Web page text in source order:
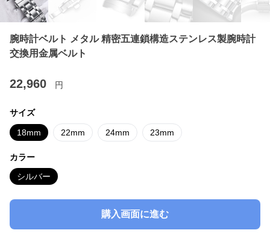
腕時計ベルト メタル 精密五連鎖構造ステンレス製腕時計
交換用金属ベルト
22,960 円
サイズ
18mm 22mm 24mm 23mm
カラー
シルバー
購入画面に進む